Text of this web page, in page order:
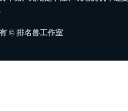
© 排名兽工作室